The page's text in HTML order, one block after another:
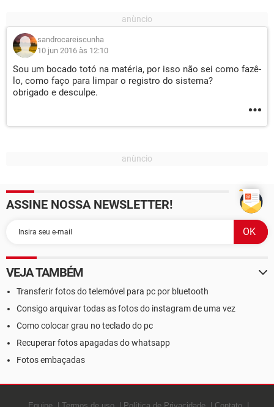
sandrocareiscunha
10 jun 2016 às 12:10
Sou um bocado totó na matéria, por isso não sei como fazê-
lo, como faço para limpar o registro do sistema?
obrigado e desculpe.
ASSINE NOSSA NEWSLETTER!
VEJA TAMBÉM
Transferir fotos do telemóvel para pc por bluetooth
Consigo arquivar todas as fotos do instagram de uma vez
Como colocar grau no teclado do pc
Recuperar fotos apagadas do whatsapp
Fotos embaçadas